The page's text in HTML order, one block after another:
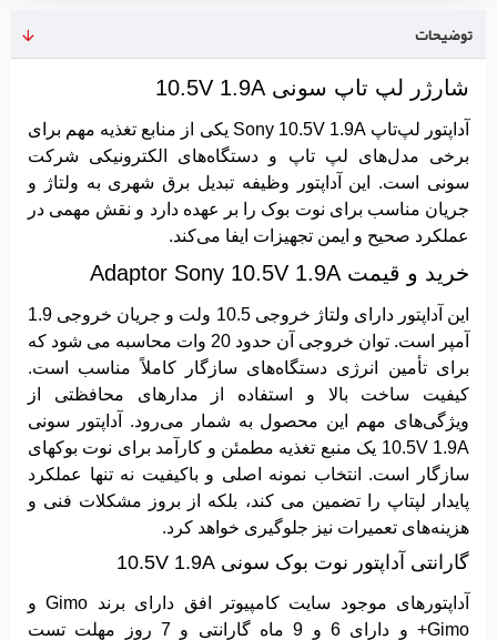
توضیحات
شارژر لپ تاپ سونی 10.5V 1.9A
آداپتور لپ‌تاپ Sony 10.5V 1.9A یکی از منابع تغذیه مهم برای
برخی مدل‌های لپ ‌تاپ و دستگاه‌های الکترونیکی شرکت
سونی است. این آداپتور وظیفه تبدیل برق شهری به ولتاژ و
جریان مناسب برای نوت بوک را بر عهده دارد و نقش مهمی در
عملکرد صحیح و ایمن تجهیزات ایفا می‌کند.
خرید و قیمت Adaptor Sony 10.5V 1.9A
این آداپتور دارای ولتاژ خروجی 10.5 ولت و جریان خروجی 1.9
آمپر است. توان خروجی آن حدود 20 وات محاسبه می‌ شود که
برای تأمین انرژی دستگاه‌های سازگار کاملاً مناسب است.
کیفیت ساخت بالا و استفاده از مدارهای محافظتی از
ویژگی‌های مهم این محصول به شمار می‌رود. آداپتور سونی
10.5V 1.9A یک منبع تغذیه مطمئن و کارآمد برای نوت بوکهای
سازگار است. انتخاب نمونه اصلی و باکیفیت نه تنها عملکرد
پایدار لپتاپ را تضمین می ‌کند، بلکه از بروز مشکلات فنی و
هزینه‌های تعمیرات نیز جلوگیری خواهد کرد.
گارانتی آداپتور نوت بوک سونی 10.5V 1.9A
آداپتورهای موجود سایت کامپیوتر افق دارای برند Gimo و
Gimo+ و دارای 6 و 9 ماه گارانتی و 7 روز مهلت تست